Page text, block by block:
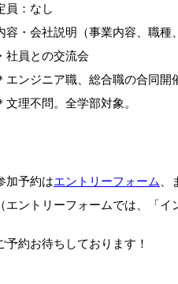
員：なし
容・会社説明（事業内容、職種
・社員との交流会
エンジニア職、総合職の合同開
文理不問。全学部対象。
加予約はエントリーフォーム
（エントリーフォームでは、「
予約お待ちしております！